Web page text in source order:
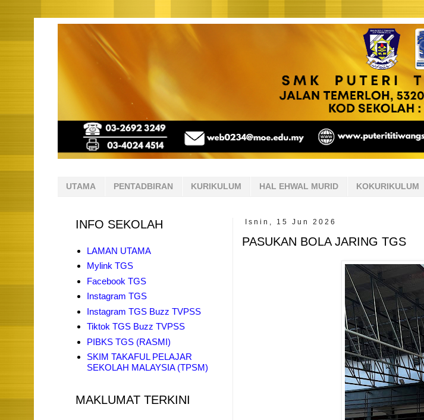
UTAMA PENTADBIRAN KURIKULUM HAL EHWAL MURID KOKURIKULUM
Isnin, 15 Jun 2026
PASUKAN BOLA JARING TGS
INFO SEKOLAH
LAMAN UTAMA
Mylink TGS
Facebook TGS
Instagram TGS
Instagram TGS Buzz TVPSS
Tiktok TGS Buzz TVPSS
PIBKS TGS (RASMI)
SKIM TAKAFUL PELAJAR
SEKOLAH MALAYSIA (TPSM)
MAKLUMAT TERKINI